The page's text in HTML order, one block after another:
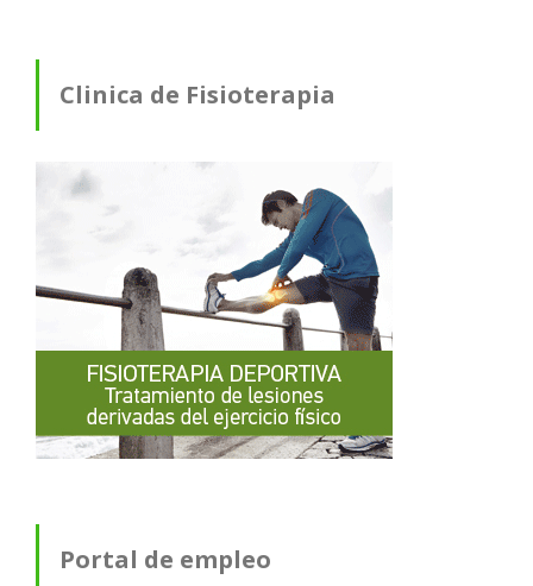
Clinica de Fisioterapia
Portal de empleo